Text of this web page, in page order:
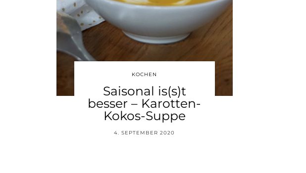
KOCHEN
Saisonal is(s)t
besser – Karotten-
Kokos-Suppe
4. SEPTEMBER 2020